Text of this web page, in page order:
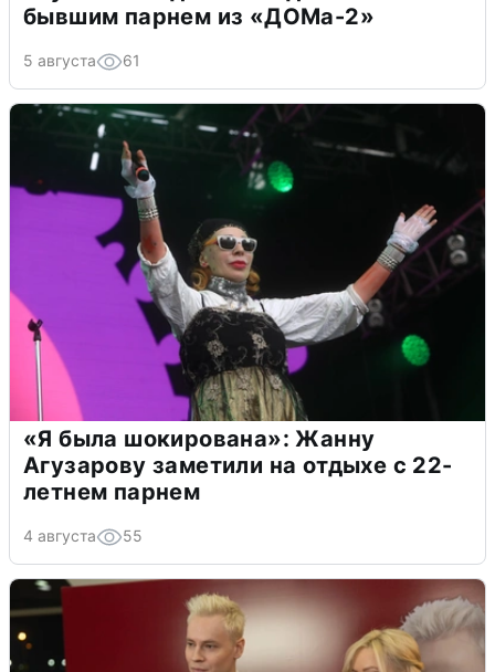
бывшим парнем из «ДОМа-2»
5 августа 61
«Я была шокирована»: Жанну
Агузарову заметили на отдыхе с 22-
летнем парнем
4 августа 55